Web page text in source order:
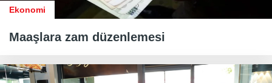
Ekonomi
Maaşlara zam düzenlemesi